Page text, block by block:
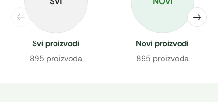
Svi proizvodi
895 proizvoda
Novi proizvodi
895 proizvoda